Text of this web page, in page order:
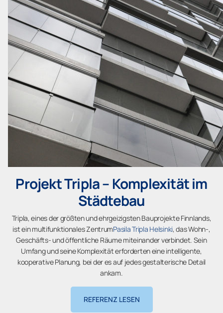
Projekt Tripla – Komplexität im
Städtebau
Tripla, eines der größten und ehrgeizigsten Bauprojekte Finnlands,
ist ein multifunktionales ZentrumPasila Tripla Helsinki, das Wohn-,
Geschäfts- und öffentliche Räume miteinander verbindet. Sein
Umfang und seine Komplexität erforderten eine intelligente,
kooperative Planung, bei der es auf jedes gestalterische Detail
ankam.
REFERENZ LESEN